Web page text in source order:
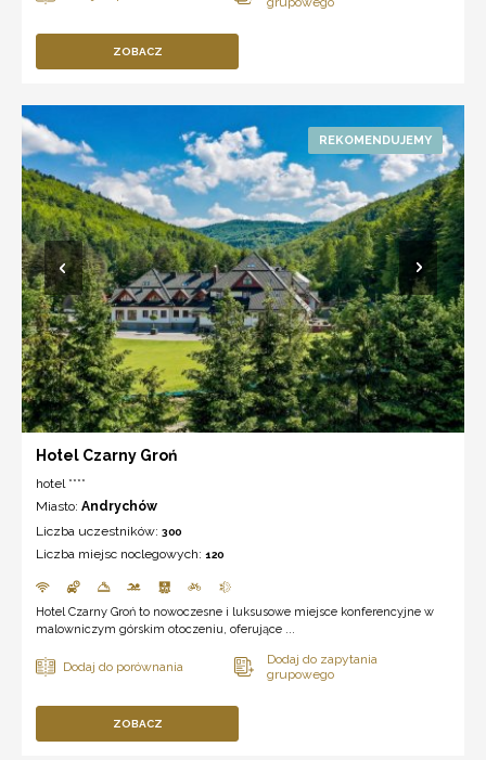
ZOBACZ
Hotel Czarny Groń
hotel ****
Miasto: Andrychów
Liczba uczestników: 300
Liczba miejsc noclegowych: 120
Hotel Czarny Groń to nowoczesne i luksusowe miejsce konferencyjne w
malowniczym górskim otoczeniu, oferujące ...
ZOBACZ